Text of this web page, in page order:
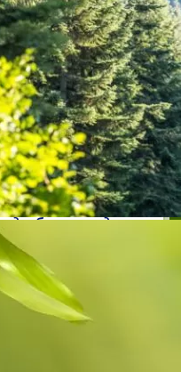
овча купел,
овча купел,зала за
,зала за народни
с кетъринг
софия овча
софия овча купел,
,зала за събития
софия овча купел,
софия,качествена
,препоръчан
,препоръчан
,препоръчан
,препоръчан шоурум за
шоурум за
зала за
на народни
на фолклорни
по народни
производство на
овча купел 2
етно бродерии
тъпани по
център мило ми
софия овча купел
носии софия овча